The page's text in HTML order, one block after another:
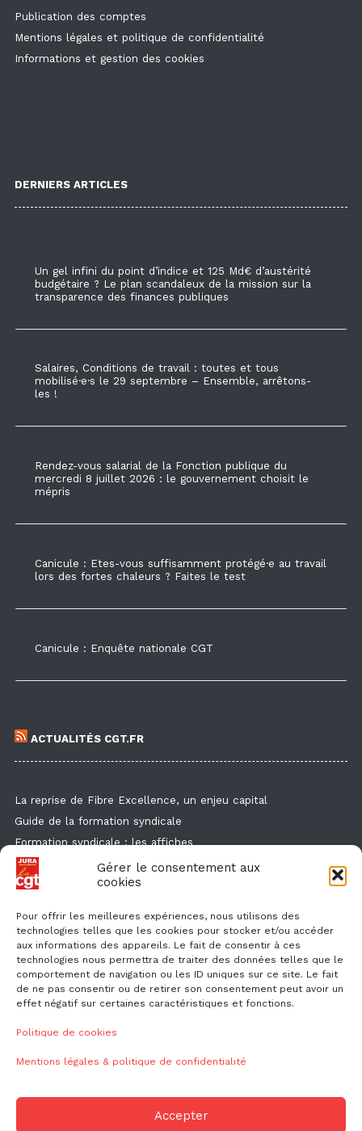
Gérer le consentement aux
cookies
Pour offrir les meilleures expériences, nous utilisons des
technologies telles que les cookies pour stocker et/ou accéder
aux informations des appareils. Le fait de consentir à ces
technologies nous permettra de traiter des données telles que le
comportement de navigation ou les ID uniques sur ce site. Le fait
de ne pas consentir ou de retirer son consentement peut avoir un
effet négatif sur certaines caractéristiques et fonctions.
Politique de cookies
Mentions légales & politique de confidentialité
Accepter
Publication des comptes
Mentions légales et politique de confidentialité
Informations et gestion des cookies
DERNIERS ARTICLES
Un gel infini du point d’indice et 125 Md€ d’austérité
budgétaire ? Le plan scandaleux de la mission sur la
transparence des finances publiques
Salaires, Conditions de travail : toutes et tous
mobilisé·e·s le 29 septembre – Ensemble, arrêtons-
les !
Rendez-vous salarial de la Fonction publique du
mercredi 8 juillet 2026 : le gouvernement choisit le
mépris
Canicule : Etes-vous suffisamment protégé·e au travail
lors des fortes chaleurs ? Faites le test
Canicule : Enquête nationale CGT
ACTUALITÉS CGT.FR
La reprise de Fibre Excellence, un enjeu capital
Guide de la formation syndicale
Formation syndicale : les affiches
Droit de retrait : comment l'exercer et faire valoir ses droits ?
Des flyers et des affichettes pour faire connaitre l'enquête